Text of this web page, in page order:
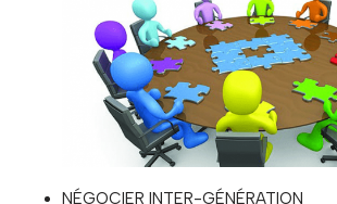
NÉGOCIER INTER-GÉNÉRATION